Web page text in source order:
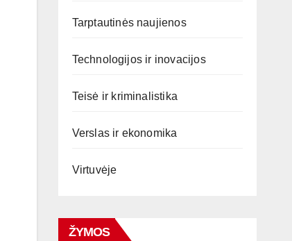
Tarptautinės naujienos
Technologijos ir inovacijos
Teisė ir kriminalistika
Verslas ir ekonomika
Virtuvėje
ŽYMOS